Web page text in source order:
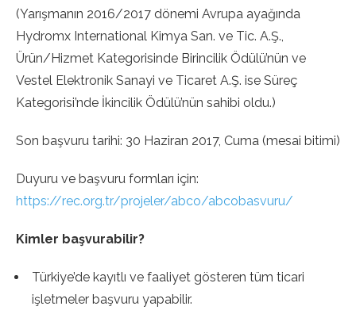
(Yarışmanın 2016/2017 dönemi Avrupa ayağında
Hydromx International Kimya San. ve Tic. A.Ş.,
Ürün/Hizmet Kategorisinde Birincilik Ödülü’nün ve
Vestel Elektronik Sanayi ve Ticaret A.Ş. ise Süreç
Kategorisi’nde İkincilik Ödülü’nün sahibi oldu.)
Son başvuru tarihi: 30 Haziran 2017, Cuma (mesai bitimi)
Duyuru ve başvuru formları için:
https://rec.org.tr/projeler/abco/abcobasvuru/
Kimler başvurabilir?
Türkiye’de kayıtlı ve faaliyet gösteren tüm ticari
işletmeler başvuru yapabilir.